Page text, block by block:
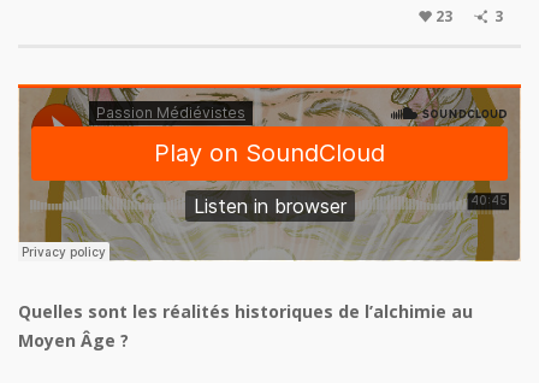
23 3
Quelles sont les réalités historiques de l’alchimie au
Moyen Âge ?